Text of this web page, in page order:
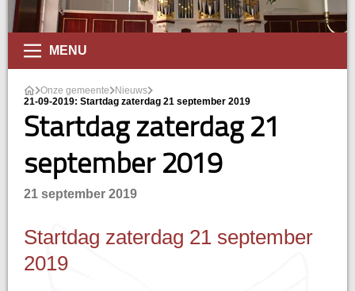
MENU
Onze gemeente
Nieuws
21-09-2019: Startdag zaterdag 21 september 2019
Startdag zaterdag 21
september 2019
21 september 2019
Startdag zaterdag 21 september
2019